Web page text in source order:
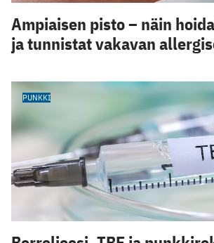
Ampiaisen pisto – näin
ja tunnistat vakavan
PUNKKI